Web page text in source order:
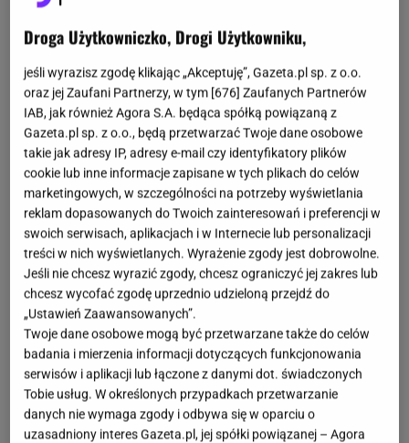
Lekkie kurtki wiatrówki z kapturem: Komfort i styl
dla 60-latek na lato 2026
Choć środek lata zachęca do noszenia zwiewnych
sukienek,pogodabywa zdradliwa, zwłaszcza nad
polskim morzem czy w górach. Dlatego
porządna kurtka wiatrówka to absolutny „must-
have" w garderobie każdej dojrzałej kobiety. Modele
z wyprzedaży Atlas for Men zachwycają przede
wszystkim swoją funkcjonalnością. Są tak cienkie,
że bez problemu złożysz je w kostkę i schowasz do
podręcznej torebki. Moim zdaniem, absolutnym
hitem jest model w soczystym koralowym odcieniu,
który posiada praktyczną regulację w pasie. To
genialne rozwiązanie dla 60-latek - pozwala
subtelnie zaznaczyć talię, zachowując przy tym
Droga Użytkowniczko, Drogi Użytkowniku,
jeśli wyrazisz zgodę klikając „Akceptuję”, Gazeta.pl sp. z o.o.
oraz jej Zaufani Partnerzy, w tym [676] Zaufanych Partnerów
IAB, jak również Agora S.A. będąca spółką powiązaną z
Gazeta.pl sp. z o.o., będą przetwarzać Twoje dane osobowe
takie jak adresy IP, adresy e-mail czy identyfikatory plików
cookie lub inne informacje zapisane w tych plikach do celów
marketingowych, w szczególności na potrzeby wyświetlania
reklam dopasowanych do Twoich zainteresowań i preferencji w
swoich serwisach, aplikacjach i w Internecie lub personalizacji
treści w nich wyświetlanych. Wyrażenie zgody jest dobrowolne.
Jeśli nie chcesz wyrazić zgody, chcesz ograniczyć jej zakres lub
chcesz wycofać zgodę uprzednio udzieloną przejdź do
„Ustawień Zaawansowanych”.
Twoje dane osobowe mogą być przetwarzane także do celów
badania i mierzenia informacji dotyczących funkcjonowania
serwisów i aplikacji lub łączone z danymi dot. świadczonych
Tobie usług. W określonych przypadkach przetwarzanie
danych nie wymaga zgody i odbywa się w oparciu o
uzasadniony interes Gazeta.pl, jej spółki powiązanej – Agora